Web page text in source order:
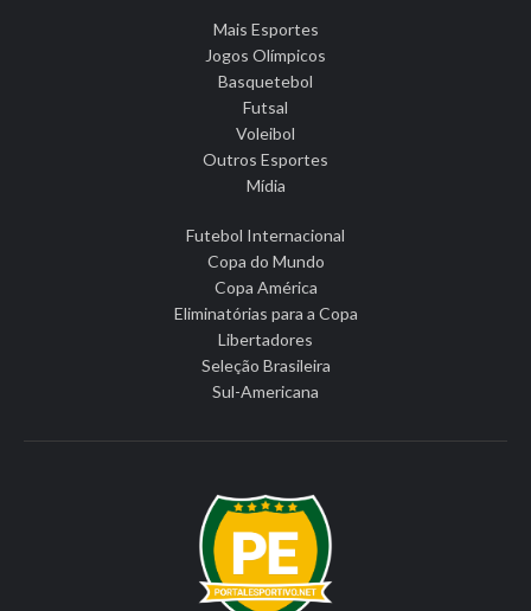
Mais Esportes
Jogos Olímpicos
Basquetebol
Futsal
Voleibol
Outros Esportes
Mídia
Futebol Internacional
Copa do Mundo
Copa América
Eliminatórias para a Copa
Libertadores
Seleção Brasileira
Sul-Americana